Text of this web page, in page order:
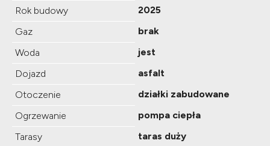
Rok budowy
2025
Gaz
brak
Woda
jest
Dojazd
asfalt
Otoczenie
działki zabudowane
Ogrzewanie
pompa ciepła
Tarasy
taras duży